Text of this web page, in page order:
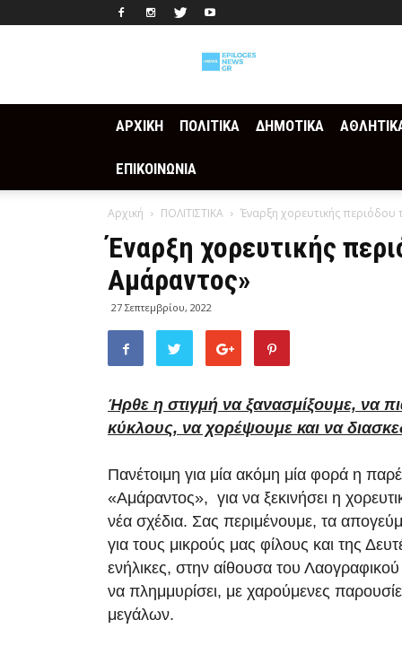
ΑΡΧΙΚΗ ΠΟΛΙΤΙΚΑ ΔΗΜΟΤΙΚΑ
ΕΠΙΚΟΙΝΩΝΙΑ
Αρχική ΠΟΛΙΤΙΣΤΙΚΑ Έναρξη χορευτικής
Έναρξη χορευτικής
Αμάραντος»
27 Σεπτεμβρίου, 2022
Ήρθε η στιγμή να ξανασμίξουμε, να
κύκλους, να χορέψουμε και να
Πανέτοιμη για μία ακόμη μία φορά η
«Αμάραντος», για να ξεκινήσει η
νέα σχέδια. Σας περιμένουμε, τα
για τους μικρούς μας φίλους και της
ενήλικες, στην αίθουσα του
να πλημμυρίσει, με χαρούμενες
μεγάλων.